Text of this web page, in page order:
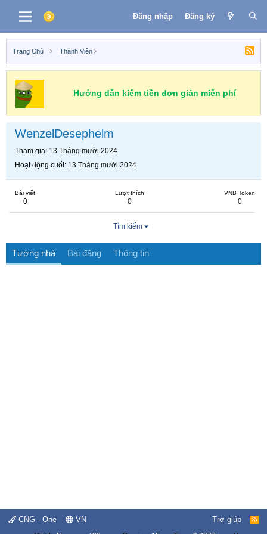
Đăng nhập Đăng ký
Trang Chủ Thành Viên
Hướng dẫn kiếm tiền đơn giản miễn phí
WenzelDesephelm
Tham gia 13 Tháng mười 2024
Hoạt động cuối 13 Tháng mười 2024
Bài viết
0
Lượt thích
0
VNB Token
0
Tìm kiếm
Tường nhà Bài đăng Thông tin
CNG - One VN Trợ giúp
R